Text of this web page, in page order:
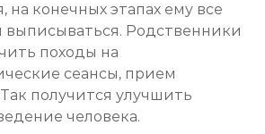
на конечных этапах ему все
выписываться. Родственники
походы на
сеансы, прием
получится улучшить
человека.